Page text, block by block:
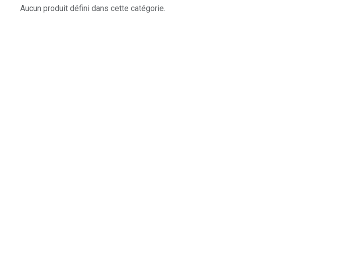
Aucun produit défini dans cette catégorie.